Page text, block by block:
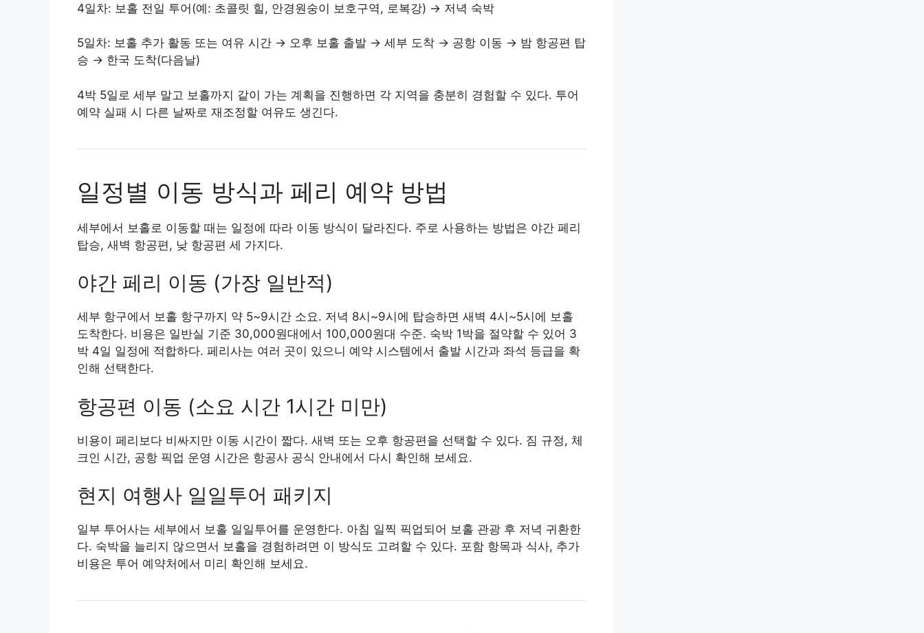
4일차: 보홀 전일 투어(예: 초콜릿 힐, 안경원숭이 보호구역, 로복강) → 저녁 숙박
5일차: 보홀 추가 활동 또는 여유 시간 → 오후 보홀 출발 → 세부 도착 → 공항 이동 → 밤 항공편 탑
승 → 한국 도착(다음날)
4박 5일로 세부 말고 보홀까지 같이 가는 계획을 진행하면 각 지역을 충분히 경험할 수 있다. 투어
예약 실패 시 다른 날짜로 재조정할 여유도 생긴다.
일정별 이동 방식과 페리 예약 방법
세부에서 보홀로 이동할 때는 일정에 따라 이동 방식이 달라진다. 주로 사용하는 방법은 야간 페리
탑승, 새벽 항공편, 낮 항공편 세 가지다.
야간 페리 이동 (가장 일반적)
세부 항구에서 보홀 항구까지 약 5~9시간 소요. 저녁 8시~9시에 탑승하면 새벽 4시~5시에 보홀
도착한다. 비용은 일반실 기준 30,000원대에서 100,000원대 수준. 숙박 1박을 절약할 수 있어 3
박 4일 일정에 적합하다. 페리사는 여러 곳이 있으니 예약 시스템에서 출발 시간과 좌석 등급을 확
인해 선택한다.
항공편 이동 (소요 시간 1시간 미만)
비용이 페리보다 비싸지만 이동 시간이 짧다. 새벽 또는 오후 항공편을 선택할 수 있다. 짐 규정, 체
크인 시간, 공항 픽업 운영 시간은 항공사 공식 안내에서 다시 확인해 보세요.
현지 여행사 일일투어 패키지
일부 투어사는 세부에서 보홀 일일투어를 운영한다. 아침 일찍 픽업되어 보홀 관광 후 저녁 귀환한
다. 숙박을 늘리지 않으면서 보홀을 경험하려면 이 방식도 고려할 수 있다. 포함 항목과 식사, 추가
비용은 투어 예약처에서 미리 확인해 보세요.